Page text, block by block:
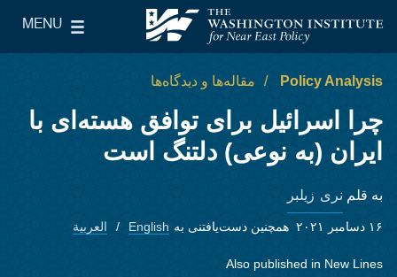
The Washington Institute for Near East Policy
MENU
Main Menu
Policy Analysis مقاله‌ها و دیدگاه‌ها
چرا اسرائیل برای توافق هسته‌ای با
ایران (به نوعی) دلتنگ است
به قلم نری زيلبر
۱۶ دسامبر ۲۰۲۱ همچنین دست‌یافتنی به English العربية
Also published in New Lines